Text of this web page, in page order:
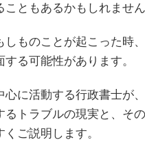
こともあるかもしれません
しものことが起こった時
する可能性があります。
心に活動する行政書士が
るトラブルの現実と、そ
ご説明します。